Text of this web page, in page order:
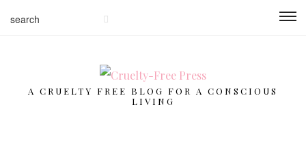
A CRUELTY FREE BLOG FOR A CONSCIOUS
LIVING